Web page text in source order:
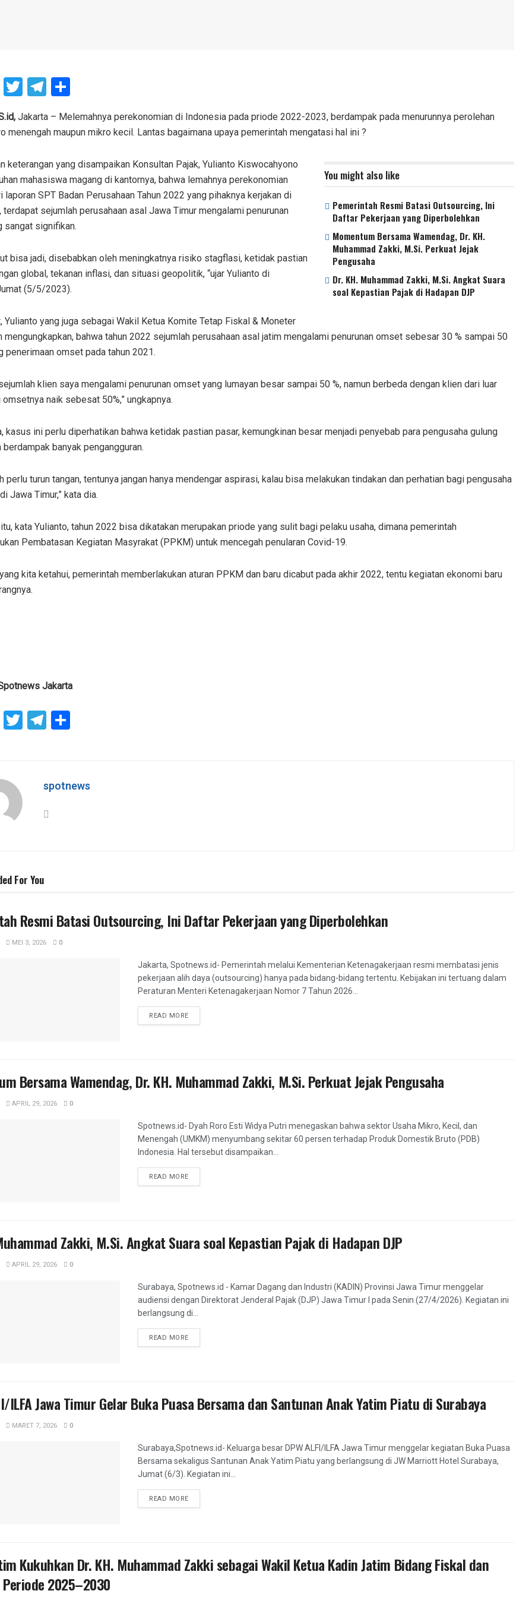
F T
wi
tt
er
T
el
e
gr
a
m
h
ar
e
Jakarta – Melemahnya perekonomian di Indonesia pada priode 2022-2023, berdampak pada menurunnya perolehan
menengah maupun mikro kecil. Lantas bagaimana upaya pemerintah mengatasi hal ini ?
You might also like
Pemerintah Resmi Batasi Outsourcing, Ini
Daftar Pekerjaan yang Diperbolehkan
Momentum Bersama Wamendag, Dr. KH.
Muhammad Zakki, M.Si. Perkuat Jejak
Pengusaha
Dr. KH. Muhammad Zakki, M.Si. Angkat Suara
soal Kepastian Pajak di Hadapan DJP
keterangan yang disampaikan Konsultan Pajak, Yulianto Kiswocahyono
mahasiswa magang di kantornya, bahwa lemahnya perekonomian
laporan SPT Badan Perusahaan Tahun 2022 yang pihaknya kerjakan di
terdapat sejumlah perusahaan asal Jawa Timur mengalami penurunan
sangat signifikan.
bisa jadi, disebabkan oleh meningkatnya risiko stagflasi, ketidak pastian
global, tekanan inflasi, dan situasi geopolitik, “ujar Yulianto di
(5/5/2023).
Yulianto yang juga sebagai Wakil Ketua Komite Tetap Fiskal & Moneter
mengungkapkan, bahwa tahun 2022 sejumlah perusahaan asal jatim mengalami penurunan omset sebesar 30 % sampai 50
penerimaan omset pada tahun 2021.
klien saya mengalami penurunan omset yang lumayan besar sampai 50 %, namun berbeda dengan klien dari luar
naik sebesat 50%,” ungkapnya.
kasus ini perlu diperhatikan bahwa ketidak pastian pasar, kemungkinan besar menjadi penyebab para pengusaha gulung
berdampak banyak pengangguran.
perlu turun tangan, tentunya jangan hanya mendengar aspirasi, kalau bisa melakukan tindakan dan perhatian bagi pengusaha
Jawa Timur,” kata dia.
kata Yulianto, tahun 2022 bisa dikatakan merupakan priode yang sulit bagi pelaku usaha, dimana pemerintah
Pembatasan Kegiatan Masyrakat (PPKM) untuk mencegah penularan Covid-19.
yang kita ketahui, pemerintah memberlakukan aturan PPKM dan baru dicabut pada akhir 2022, tentu kegiatan ekonomi baru
Jakarta
F
a
o
T
wi
T
el
gr
a
m
e
spotnews
For You
Resmi Batasi Outsourcing, Ini Daftar Pekerjaan yang Diperbolehkan
MEI 3, 2026 0
Jakarta, Spotnews.id- Pemerintah melalui Kementerian Ketenagakerjaan resmi membatasi jenis
pekerjaan alih daya (outsourcing) hanya pada bidang-bidang tertentu. Kebijakan ini tertuang dalam
Peraturan Menteri Ketenagakerjaan Nomor 7 Tahun 2026...
READ MOREDETAILS
Bersama Wamendag, Dr. KH. Muhammad Zakki, M.Si. Perkuat Jejak Pengusaha
APRIL 29, 2026 0
Spotnews.id- Dyah Roro Esti Widya Putri menegaskan bahwa sektor Usaha Mikro, Kecil, dan
Menengah (UMKM) menyumbang sekitar 60 persen terhadap Produk Domestik Bruto (PDB)
Indonesia. Hal tersebut disampaikan...
READ MOREDETAILS
Zakki, M.Si. Angkat Suara soal Kepastian Pajak di Hadapan DJP
APRIL 29, 2026 0
Surabaya, Spotnews.id - Kamar Dagang dan Industri (KADIN) Provinsi Jawa Timur menggelar
audiensi dengan Direktorat Jenderal Pajak (DJP) Jawa Timur I pada Senin (27/4/2026). Kegiatan ini
berlangsung di...
READ MOREDETAILS
ILFA Jawa Timur Gelar Buka Puasa Bersama dan Santunan Anak Yatim Piatu di Surabaya
MARET 7, 2026 0
Surabaya,Spotnews.id- Keluarga besar DPW ALFI/ILFA Jawa Timur menggelar kegiatan Buka Puasa
Bersama sekaligus Santunan Anak Yatim Piatu yang berlangsung di JW Marriott Hotel Surabaya,
Jumat (6/3). Kegiatan ini...
READ MOREDETAILS
Kukuhkan Dr. KH. Muhammad Zakki sebagai Wakil Ketua Kadin Jatim Bidang Fiskal dan
2025–2030